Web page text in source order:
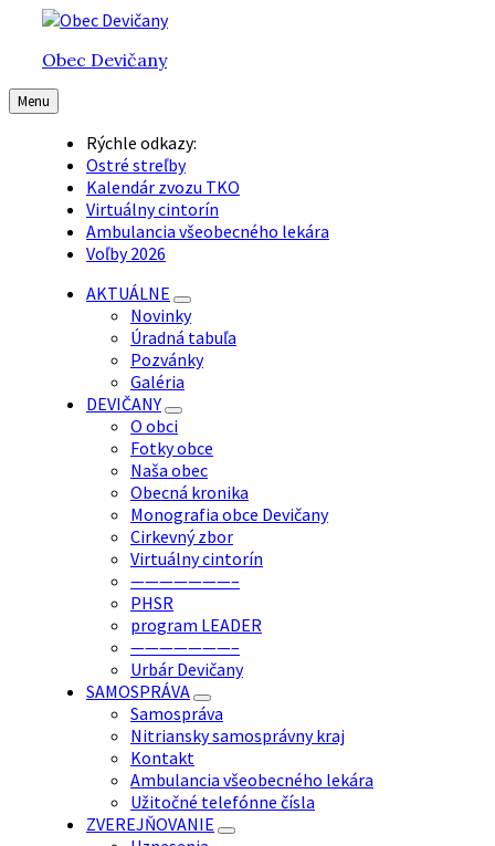
Preskočiť
obsah
Preskočiť
hlavnú
navigáciu
Preskočiť
pätičkuObec Devičany
Menu
Rýchle odkazy:
Ostré streľby
Kalendár zvozu TKO
Virtuálny cintorín
Ambulancia všeobecného lekára
Voľby 2026
AKTUÁLNE
Novinky
Úradná tabuľa
Pozvánky
Galéria
DEVIČANY
O obci
Fotky obce
Naša obec
Obecná kronika
Monografia obce Devičany
Cirkevný zbor
Virtuálny cintorín
———————–
PHSR
program LEADER
———————–
Urbár Devičany
SAMOSPRÁVA
Samospráva
Nitriansky samosprávny kraj
Kontakt
Ambulancia všeobecného lekára
Užitočné telefónne čísla
ZVEREJŇOVANIE